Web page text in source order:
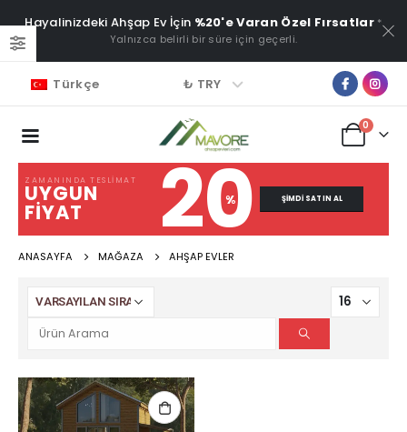
Hayalinizdeki Ahşap Ev İçin %20'e Varan Özel Fırsatlar *
Yalnızca belirli bir süre için geçerli.
Türkçe ₺ TRY
0
ZAMANINDA TESLIMAT
UYGUN
FIYAT 20
% ŞIMDI SATIN AL
ANASAYFA MAĞAZA AHŞAP EVLER